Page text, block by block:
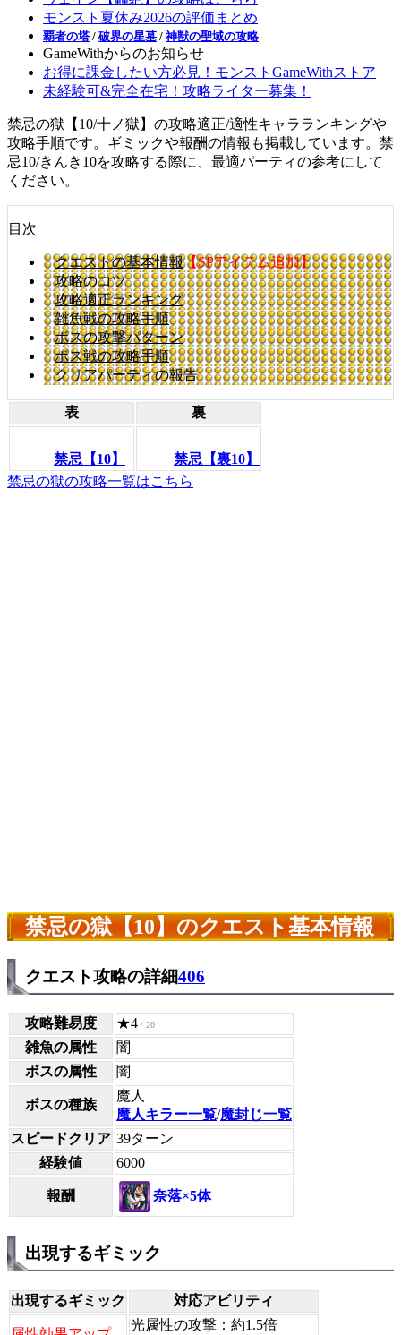
モンスト夏休み2026の評価まとめ
覇者の塔 / 破界の星墓 / 神獣の聖域の攻略
GameWithからのお知らせ
お得に課金したい方必見！モンストGameWithストア
未経験可&完全在宅！攻略ライター募集！
禁忌の獄【10/十ノ獄】の攻略適正/適性キャラランキングや
攻略手順です。ギミックや報酬の情報も掲載しています。禁
忌10/きんき10を攻略する際に、最適パーティの参考にして
ください。
目次
クエストの基本情報【SPアイテム追加】
攻略のコツ
攻略適正ランキング
雑魚戦の攻略手順
ボスの攻撃パターン
ボス戦の攻略手順
クリアパーティの報告
表 裏
禁忌【10】
禁忌【裏10】
禁忌の獄の攻略一覧はこちら
禁忌の獄【10】のクエスト基本情報
クエスト攻略の詳細406
攻略難易度 ★4 / 20
雑魚の属性
闇
ボスの属性
闇
ボスの種族
魔人
魔人キラー一覧/魔封じ一覧
スピードクリア 39ターン
経験値
6000
報酬 奈落×5体
出現するギミック
出現するギミック 対応アビリティ
光属性の攻撃：約1.5倍